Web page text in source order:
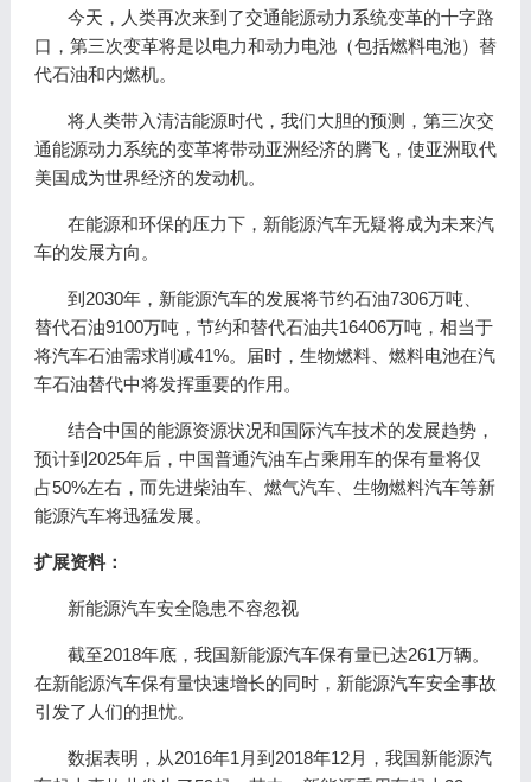
今天，人类再次来到了交通能源动力系统变革的十字路
口，第三次变革将是以电力和动力电池（包括燃料电池）替
代石油和内燃机。
将人类带入清洁能源时代，我们大胆的预测，第三次交
通能源动力系统的变革将带动亚洲经济的腾飞，使亚洲取代
美国成为世界经济的发动机。
在能源和环保的压力下，新能源汽车无疑将成为未来汽
车的发展方向。
到2030年，新能源汽车的发展将节约石油7306万吨、
替代石油9100万吨，节约和替代石油共16406万吨，相当于
将汽车石油需求削减41%。届时，生物燃料、燃料电池在汽
车石油替代中将发挥重要的作用。
结合中国的能源资源状况和国际汽车技术的发展趋势，
预计到2025年后，中国普通汽油车占乘用车的保有量将仅
占50%左右，而先进柴油车、燃气汽车、生物燃料汽车等新
能源汽车将迅猛发展。
扩展资料：
新能源汽车安全隐患不容忽视
截至2018年底，我国新能源汽车保有量已达261万辆。
在新能源汽车保有量快速增长的同时，新能源汽车安全事故
引发了人们的担忧。
数据表明，从2016年1月到2018年12月，我国新能源汽